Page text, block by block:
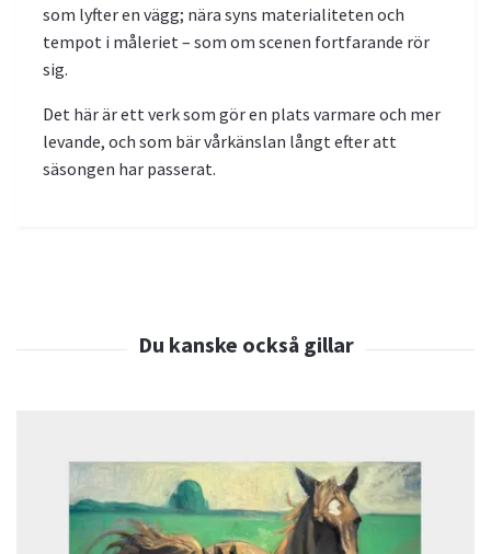
som lyfter en vägg; nära syns materialiteten och
tempot i måleriet – som om scenen fortfarande rör
sig.
Det här är ett verk som gör en plats varmare och mer
levande, och som bär vårkänslan långt efter att
säsongen har passerat.